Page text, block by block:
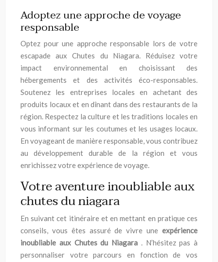
Adoptez une approche de voyage
responsable
Optez pour une approche responsable lors de votre
escapade aux Chutes du Niagara. Réduisez votre
impact environnemental en choisissant des
hébergements et des activités éco-responsables.
Soutenez les entreprises locales en achetant des
produits locaux et en dînant dans des restaurants de la
région. Respectez la culture et les traditions locales en
vous informant sur les coutumes et les usages locaux.
En voyageant de manière responsable, vous contribuez
au développement durable de la région et vous
enrichissez votre expérience de voyage.
Votre aventure inoubliable aux
chutes du niagara
En suivant cet itinéraire et en mettant en pratique ces
conseils, vous êtes assuré de vivre une expérience
inoubliable aux Chutes du Niagara . N’hésitez pas à
personnaliser votre parcours en fonction de vos